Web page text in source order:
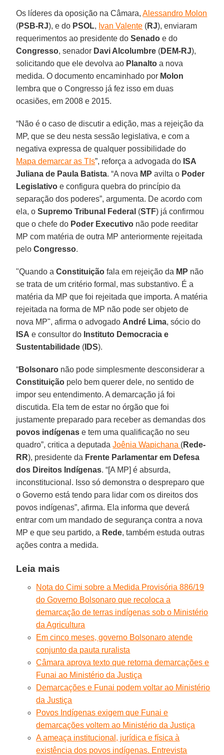
Os líderes da oposição na Câmara,Alessandro Molon
(PSB-RJ), e do PSOL, Ivan Valente (RJ), enviaram
requerimentos ao presidente doSenado e do
Congresso, senador Davi Alcolumbre (DEM-RJ),
solicitando que ele devolva ao Planalto a nova
medida. O documento encaminhado por Molon
lembra que o Congresso já fez isso em duas
ocasiões, em 2008 e 2015.
“Não é o caso de discutir a edição, mas a rejeição da
MP, que se deu nesta sessão legislativa, e com a
negativa expressa de qualquer possibilidade do
Mapa demarcar as TIs”, reforça a advogada do ISA
Juliana de Paula Batista. “A nova MP avilta o Poder
Legislativo e configura quebra do princípio da
separação dos poderes”, argumenta. De acordo com
ela, oSupremo Tribunal Federal (STF) já confirmou
que o chefe do Poder Executivo não pode reeditar
MP com matéria de outra MP anteriormente rejeitada
peloCongresso.
"Quando aConstituição fala em rejeição da MP não
se trata de um critério formal, mas substantivo. É a
matéria da MP que foi rejeitada que importa. A matéria
rejeitada na forma de MP não pode ser objeto de
nova MP", afirma o advogado André Lima, sócio do
ISA e consultor do Instituto Democracia e
Sustentabilidade ( IDS).
“Bolsonaro não pode simplesmente desconsiderar a
Constituição pelo bem querer dele, no sentido de
impor seu entendimento. A demarcação já foi
discutida. Ela tem de estar no órgão que foi
justamente preparado para receber as demandas dos
povos indígenas e tem uma qualificação no seu
quadro”, critica a deputadaJoênia Wapichana (Rede-
RR), presidente da Frente Parlamentar em Defesa
dos Direitos Indígenas. “[A MP] é absurda,
inconstitucional. Isso só demonstra o despreparo que
o Governo está tendo para lidar com os direitos dos
povos indígenas”, afirma. Ela informa que deverá
entrar com um mandado de segurança contra a nova
MP e que seu partido, a Rede, também estuda outras
ações contra a medida.
Leia mais
Nota do Cimi sobre a Medida Provisória 886/19
do Governo Bolsonaro que recoloca a
demarcação de terras indígenas sob o Ministério
da Agricultura
Em cinco meses, governo Bolsonaro atende
conjunto da pauta ruralista
Câmara aprova texto que retorna demarcações e
Funai ao Ministério da Justiça
Demarcações e Funai podem voltar ao Ministério
da Justiça
Povos Indígenas exigem que Funai e
demarcações voltem ao Ministério da Justiça
A ameaça institucional, jurídica e física à
existência dos povos indígenas. Entrevista